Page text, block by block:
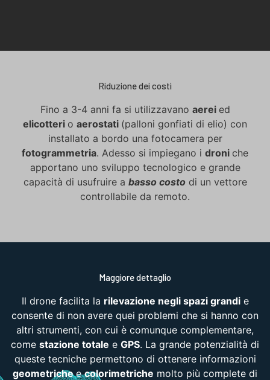
Riduzione dei costi
Fino a 3-4 anni fa si utilizzavano aerei ed
elicotteri o aerostati (palloni gonfiati di elio) con
installato a bordo una fotocamera per
fotogrammetria. Adesso si impiegano i droni che
apportano uno sviluppo tecnologico e grande
capacità di usufruire a basso costodi un vettore
controllabile da remoto.
Maggiore dettaglio
Il drone facilita la rilevazione negli spazi grandie
consente di non avere quei problemi che si hanno con
altri strumenti, con cui è comunque complementare,
come stazione totale e GPS. La grande potenzialità di
queste tecniche permettono di ottenere informazioni
geometricheecolorimetriche molto più complete di